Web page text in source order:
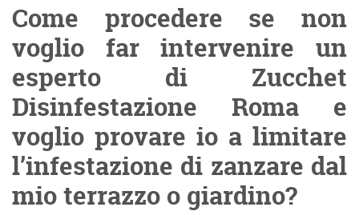
Come procedere se non
voglio far intervenire un
esperto di Zucchet
Disinfestazione Roma e
voglio provare io a limitare
l’infestazione di zanzare dal
mio terrazzo o giardino?